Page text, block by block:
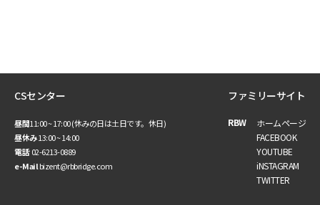
CSセンター
昼間11:00 ~ 17:00 (休みの日は土日です。休日)
昼休み13:00 ~ 14:00
電話02-6213-0889
e-Mailbizent@rbbridge.com
ファミリーサイト
RBW
ホームページ
FACEBOOK
YOUTUBE
iNSTAGRAM
TWITTER